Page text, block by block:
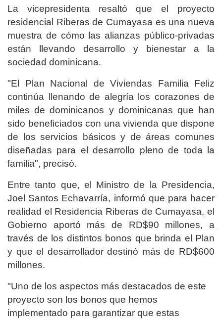
La vicepresidenta resaltó que el proyecto
residencial Riberas de Cumayasa es una nueva
muestra de cómo las alianzas público-privadas
están llevando desarrollo y bienestar a la
sociedad dominicana.
"El Plan Nacional de Viviendas Familia Feliz
continúa llenando de alegría los corazones de
miles de dominicanos y dominicanas que han
sido beneficiados con una vivienda que dispone
de los servicios básicos y de áreas comunes
diseñadas para el desarrollo pleno de toda la
familia", precisó.
Entre tanto que, el Ministro de la Presidencia,
Joel Santos Echavarría, informó que para hacer
realidad el Residencia Riberas de Cumayasa, el
Gobierno aportó más de RD$90 millones, a
través de los distintos bonos que brinda el Plan
y que el desarrollador destinó más de RD$600
millones.
"Uno de los aspectos más destacados de este
proyecto son los bonos que hemos
implementado para garantizar que estas